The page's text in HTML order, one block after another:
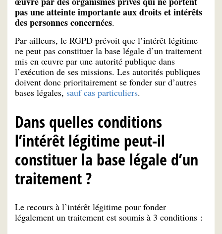
pas une atteinte importante aux droits et intérêts
des personnes concernées.
Par ailleurs, le RGPD prévoit que l’intérêt légitime
ne peut pas constituer la base légale d’un traitement
mis en œuvre par une autorité publique dans
l’exécution de ses missions. Les autorités publiques
doivent donc prioritairement se fonder sur d’autres
bases légales, sauf cas particuliers.
Dans quelles conditions
l’intérêt légitime peut-il
constituer la base légale d’un
traitement ?
Le recours à l’intérêt légitime pour fonder
légalement un traitement est soumis à 3 conditions :